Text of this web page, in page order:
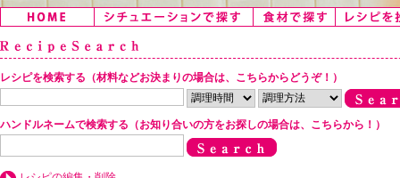
レシピを検索する（材料などお決まりの場合は、こちらからどうぞ！）
ハンドルネームで検索する（お知り合いの方をお探しの場合は、こちらから！）